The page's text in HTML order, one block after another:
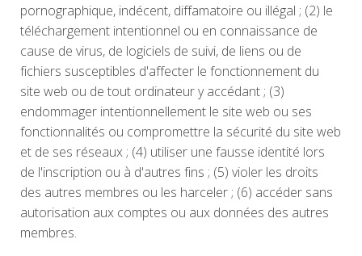
pornographique, indécent, diffamatoire ou illégal ; (2) le
téléchargement intentionnel ou en connaissance de
cause de virus, de logiciels de suivi, de liens ou de
fichiers susceptibles d'affecter le fonctionnement du
site web ou de tout ordinateur y accédant ; (3)
endommager intentionnellement le site web ou ses
fonctionnalités ou compromettre la sécurité du site web
et de ses réseaux ; (4) utiliser une fausse identité lors
de l'inscription ou à d'autres fins ; (5) violer les droits
des autres membres ou les harceler ; (6) accéder sans
autorisation aux comptes ou aux données des autres
membres.